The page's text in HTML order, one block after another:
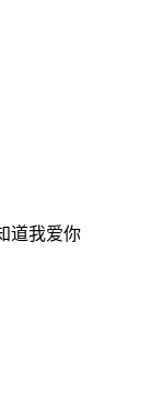
道我爱你